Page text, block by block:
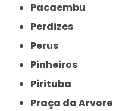
Pacaembu
Perdizes
Perus
Pinheiros
Pirituba
Praça da Arvore